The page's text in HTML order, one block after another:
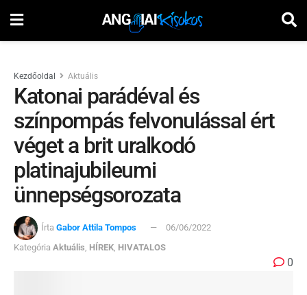
Kezdőoldal Aktuális
Katonai parádéval és
színpompás felvonulással ért
véget a brit uralkodó
platinajubileumi
ünnepségsorozata
Írta Gabor Attila Tompos
06/06/2022
Kategória Aktuális HÍREK HIVATALOS
0